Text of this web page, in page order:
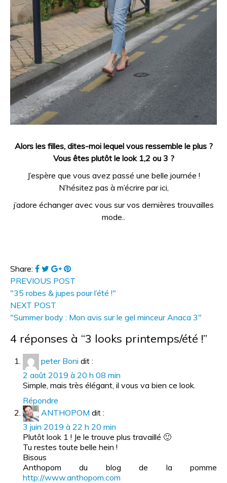
Alors les filles, dites-moi lequel vous ressemble le plus ?
Vous êtes plutôt le look 1,2 ou 3 ?
J’espère que vous avez passé une belle journée !
N’hésitez pas à m’écrire par ici,
j’adore échanger avec vous sur vos dernières trouvailles
mode..
Share:
PREVIOUS POST
"35 robes & jupes pour l’été !"
NEXT POST
"Summer body : Mon avis sur le gel minceur Anaca 3"
4 réponses à “3 looks printemps/été !”
peter Boni dit :
2 août 2019 à 20 h 08 min
Simple, mais très élégant, il vous va bien ce look.
Répondre
ANTHOPOM dit :
3 juin 2019 à 22 h 20 min
Plutôt look 1 ! Je le trouve plus travaillé 🙂
Tu restes toute belle hein !
Bisous
Anthopom du blog de la pomme
http://www.anthopom.com